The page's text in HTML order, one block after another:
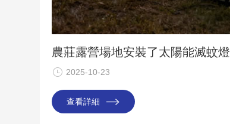
農莊露營場地安裝了太陽能滅蚊燈
2025-10-23
查看詳細